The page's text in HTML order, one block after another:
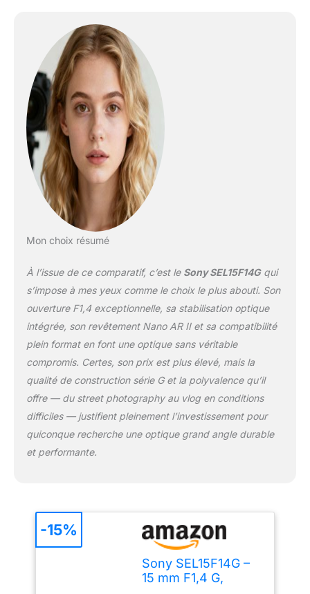
plan SUIVI AF SANS
FAILLE : grâce aux deux
moteurs linéaires
magnétiques,le suivi de
la mise au point, du
visage et des yeux est
parfait en photo comme
en vidéo CLARTÉ
EXCEPTIONNELLE :
l'ouverture maximale à
F1.4 assure une clareté
résistant à la poussière
et à l'humidité ainsi que
la bague de diaphragme
dé-cliquable, font de cet
objectif l'outil idéal.
Mon choix résumé
À l’issue de ce comparatif, c’est le Sony SEL15F14Gqui
s’impose à mes yeux comme le choix le plus abouti. Son
ouverture F1,4 exceptionnelle, sa stabilisation optique
intégrée, son revêtement Nano AR II et sa compatibilité
plein format en font une optique sans véritable
compromis. Certes, son prix est plus élevé, mais la
qualité de construction série Get la polyvalence qu’il
offre — du street photography au vlog en conditions
difficiles — justifient pleinement l’investissement pour
quiconque recherche une optique grand angle durable
et performante.
Sony SEL15F14G –
15 mm F1,4 G,
-15%